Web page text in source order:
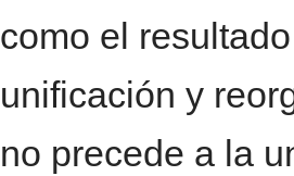
como el
unificación y
no precede a la